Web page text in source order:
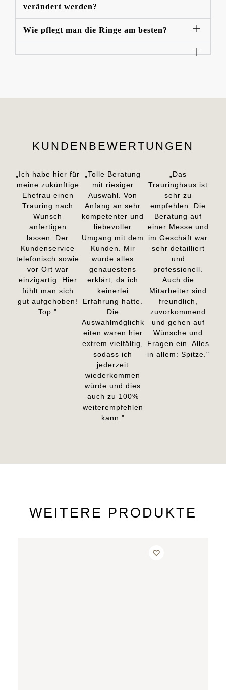
verändert werden?
Wie pflegt man die Ringe am besten?
KUNDENBEWERTUNGEN
„Ich habe hier für
meine zukünftige
Ehefrau einen
Trauring nach
Wunsch
anfertigen
lassen. Der
Kundenservice
telefonisch sowie
vor Ort war
einzigartig. Hier
fühlt man sich
gut aufgehoben!
Top."
„Tolle Beratung
mit riesiger
Auswahl. Von
Anfang an sehr
kompetenter und
liebevoller
Umgang mit dem
Kunden. Mir
wurde alles
genauestens
erklärt, da ich
keinerlei
Erfahrung hatte.
Die
Auswahlmöglichk
eiten waren hier
extrem vielfältig,
sodass ich
jederzeit
wiederkommen
würde und dies
auch zu 100%
weiterempfehlen
kann."
„Das
Trauringhaus ist
sehr zu
empfehlen. Die
Beratung auf
einer Messe und
im Geschäft war
sehr detailliert
und
professionell.
Auch die
Mitarbeiter sind
freundlich,
zuvorkommend
und gehen auf
Wünsche und
Fragen ein. Alles
in allem: Spitze."
WEITERE PRODUKTE